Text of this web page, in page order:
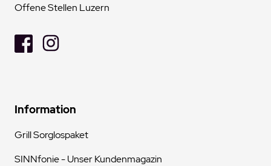
Offene Stellen Luzern
Information
Grill Sorglospaket
SINNfonie - Unser Kundenmagazin